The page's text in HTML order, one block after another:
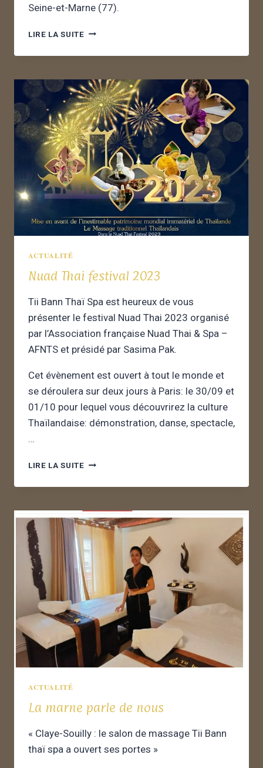
Seine-et-Marne (77).
LIRE LA SUITE
ACTUALITÉ
Nuad Thai festival 2023
Tii Bann Thaï Spa est heureux de vous
présenter le festival Nuad Thai 2023 organisé
par l’Association française Nuad Thai & Spa –
AFNTS et présidé par Sasima Pak.
Cet évènement est ouvert à tout le monde et
se déroulera sur deux jours à Paris: le 30/09 et
01/10 pour lequel vous découvrirez la culture
Thaïlandaise: démonstration, danse, spectacle,
…
LIRE LA SUITE
ACTUALITÉ
La marne parle de nous
« Claye-Souilly : le salon de massage Tii Bann
thaï spa a ouvert ses portes »